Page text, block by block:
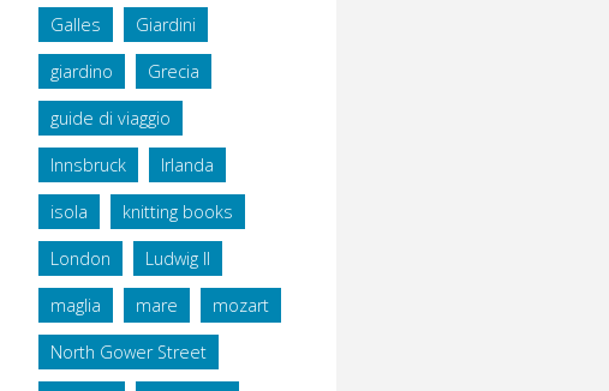
Galles Giardini
giardino Grecia
guide di viaggio
Innsbruck Irlanda
isola knitting books
London Ludwig II
maglia mare mozart
North Gower Street